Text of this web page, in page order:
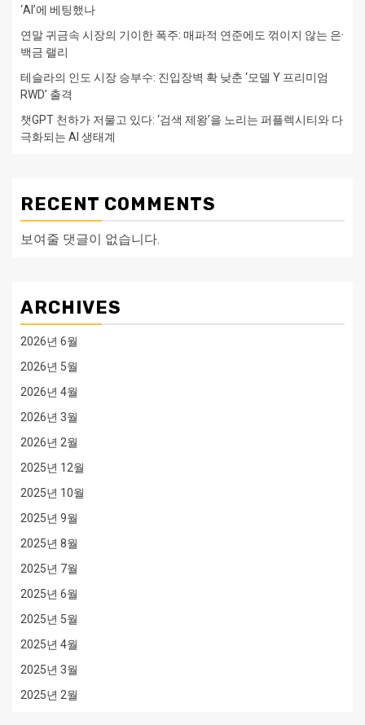
‘AI’에 베팅했나
연말 귀금속 시장의 기이한 폭주: 매파적 연준에도 꺾이지 않는 은·
백금 랠리
테슬라의 인도 시장 승부수: 진입장벽 확 낮춘 ‘모델 Y 프리미엄
RWD’ 출격
챗GPT 천하가 저물고 있다: ‘검색 제왕’을 노리는 퍼플렉시티와 다
극화되는 AI 생태계
RECENT COMMENTS
보여줄 댓글이 없습니다.
ARCHIVES
2026년 6월
2026년 5월
2026년 4월
2026년 3월
2026년 2월
2025년 12월
2025년 10월
2025년 9월
2025년 8월
2025년 7월
2025년 6월
2025년 5월
2025년 4월
2025년 3월
2025년 2월